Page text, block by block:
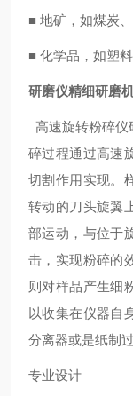
■ 地矿，如煤炭
■ 化学品，如塑
研磨仪精细研磨
高速旋转粉碎仪
碎过程通过高速
切割作用实现。
转动的刀头旋翼
部运动，与位于
击，实现粉碎的
则对样品产生细
以收集在仪器自
分离器或是纸制
专业设计